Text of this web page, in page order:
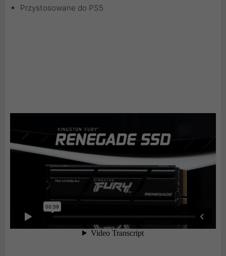
Przystosowane do PS5